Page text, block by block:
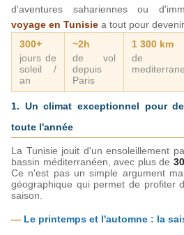
voyage en Tunisie a tout pour
300+
jours de
soleil /
an
~2h
de vol
depuis
Paris
1 300 km
de
1. Un climat exceptionnel pour
toute l'année
La Tunisie jouit d'un ensoleillement
bassin méditerranéen, avec plus de
Ce n'est pas un simple argument
géographique qui permet de profiter
saison.
— Le printemps et l'automne : la